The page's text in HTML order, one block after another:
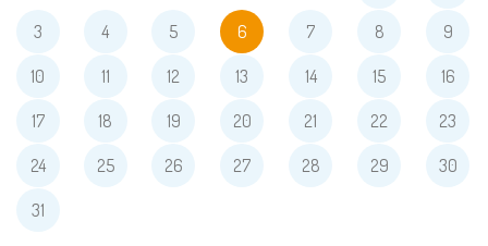
3 4 5 6 7 8 9
10 11 12 13 14 15 16
17 18 19 20 21 22 23
24 25 26 27 28 29 30
31